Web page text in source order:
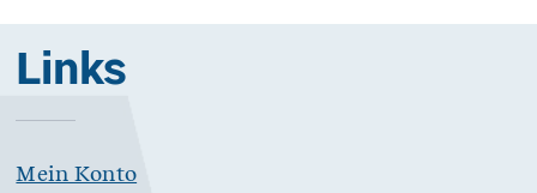
Links
Mein Konto